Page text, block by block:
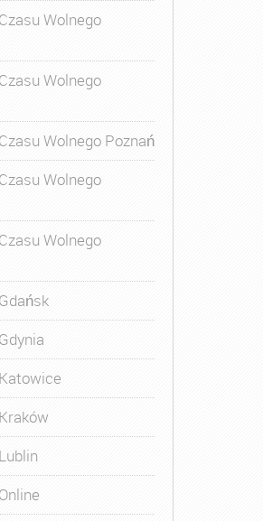
,Kurs Animatora Czasu
Wolnego
Wolnego
Wolnego Poznań
Wolnego
Wolnego